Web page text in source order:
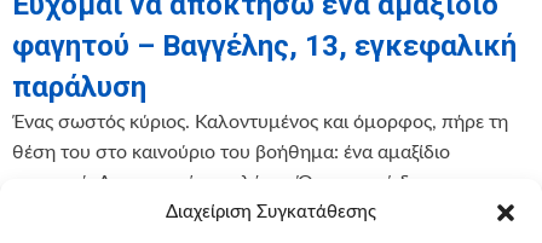
Διαχείριση Συγκατάθεσης
φαγητού – Βαγγέλης, 13, εγκεφαλική
παράλυση
Ένας σωστός κύριος. Καλοντυμένος και όμορφος, πήρε τη
θέση του στο καινούριο του βοήθημα: ένα αμαξίδιο
φαγητού. Δεν μπορεί να μιλήσει. Όμως αυτό δεν τον
εμπόδισε να εκφράσει τη χαρά του. Έγερνε προς το μέρος